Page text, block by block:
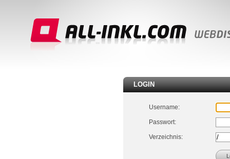
LOGIN
Username:
Passwort:
Verzeichnis: